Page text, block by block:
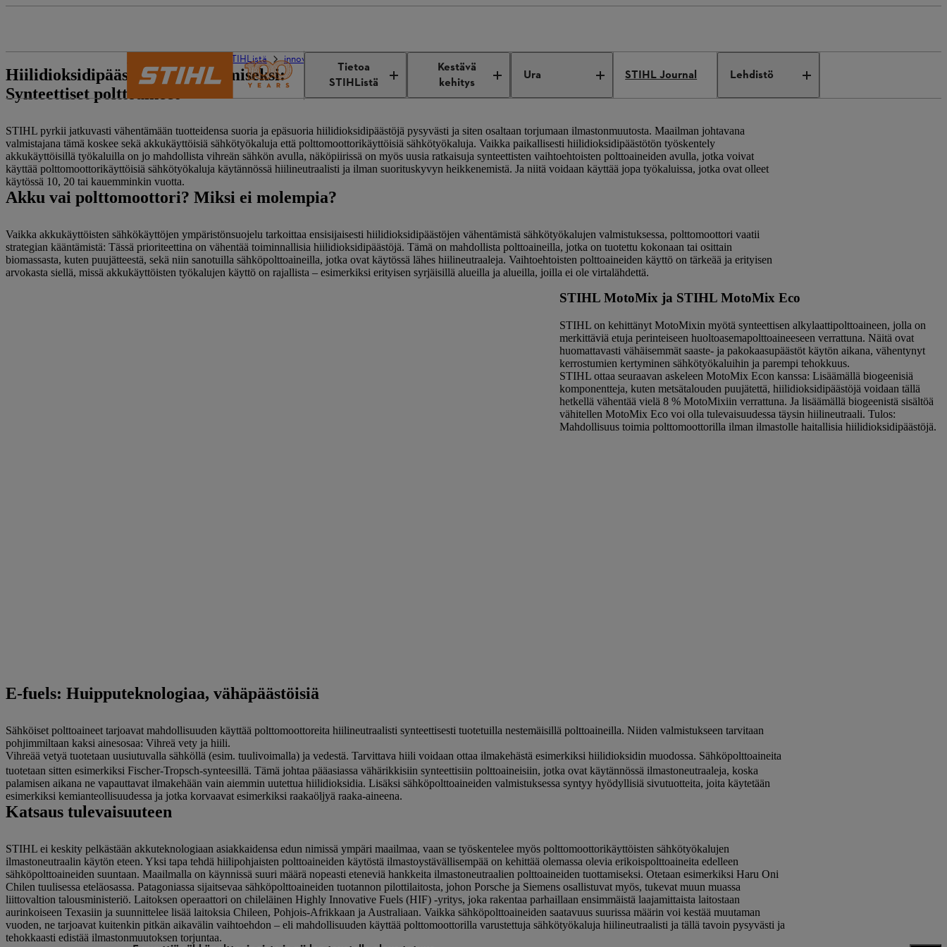
Tietoa
STIHListä
Kestävä
kehitys
Ura STIHL Journal Lehdistö
Tietoa STIHListä innovaatio Vaihtoehtoiset polttoaineet
Hiilidioksidipäästöjen vähentämiseksi:
Synteettiset polttoaineet
STIHL pyrkii jatkuvasti vähentämään tuotteidensa suoria ja epäsuoria hiilidioksidipäästöjä pysyvästi ja siten osaltaan torjumaan ilmastonmuutosta. Maailman johtavana
valmistajana tämä koskee sekä akkukäyttöisiä sähkötyökaluja että polttomoottorikäyttöisiä sähkötyökaluja. Vaikka paikallisesti hiilidioksidipäästötön työskentely
akkukäyttöisillä työkaluilla on jo mahdollista vihreän sähkön avulla, näköpiirissä on myös uusia ratkaisuja synteettisten vaihtoehtoisten polttoaineiden avulla, jotka voivat
käyttää polttomoottorikäyttöisiä sähkötyökaluja käytännössä hiilineutraalisti ja ilman suorituskyvyn heikkenemistä. Ja niitä voidaan käyttää jopa työkaluissa, jotka ovat olleet
käytössä 10, 20 tai kauemminkin vuotta.
Akku vai polttomoottori? Miksi ei molempia?
Vaikka akkukäyttöisten sähkökäyttöjen ympäristönsuojelu tarkoittaa ensisijaisesti hiilidioksidipäästöjen vähentämistä sähkötyökalujen valmistuksessa, polttomoottori vaatii
strategian kääntämistä: Tässä prioriteettina on vähentää toiminnallisia hiilidioksidipäästöjä. Tämä on mahdollista polttoaineilla, jotka on tuotettu kokonaan tai osittain
biomassasta, kuten puujätteestä, sekä niin sanotuilla sähköpolttoaineilla, jotka ovat käytössä lähes hiilineutraaleja. Vaihtoehtoisten polttoaineiden käyttö on tärkeää ja erityisen
arvokasta siellä, missä akkukäyttöisten työkalujen käyttö on rajallista – esimerkiksi erityisen syrjäisillä alueilla ja alueilla, joilla ei ole virtalähdettä.
STIHL MotoMix ja STIHL MotoMix Eco
STIHL on kehittänyt MotoMixin myötä synteettisen alkylaattipolttoaineen, jolla on
merkittäviä etuja perinteiseen huoltoasemapolttoaineeseen verrattuna. Näitä ovat
huomattavasti vähäisemmät saaste- ja pakokaasupäästöt käytön aikana, vähentynyt
kerrostumien kertyminen sähkötyökaluihin ja parempi tehokkuus.
STIHL ottaa seuraavan askeleen MotoMix Econ kanssa: Lisäämällä biogeenisiä
komponentteja, kuten metsätalouden puujätettä, hiilidioksidipäästöjä voidaan tällä
hetkellä vähentää vielä 8 % MotoMixiin verrattuna. Ja lisäämällä biogeenistä sisältöä
vähitellen MotoMix Eco voi olla tulevaisuudessa täysin hiilineutraali. Tulos:
Mahdollisuus toimia polttomoottorilla ilman ilmastolle haitallisia hiilidioksidipäästöjä.
E-fuels: Huipputeknologiaa, vähäpäästöisiä
Sähköiset polttoaineet tarjoavat mahdollisuuden käyttää polttomoottoreita hiilineutraalisti synteettisesti tuotetuilla nestemäisillä polttoaineilla. Niiden valmistukseen tarvitaan
pohjimmiltaan kaksi ainesosaa: Vihreä vety ja hiili.
Vihreää vetyä tuotetaan uusiutuvalla sähköllä (esim. tuulivoimalla) ja vedestä. Tarvittava hiili voidaan ottaa ilmakehästä esimerkiksi hiilidioksidin muodossa. Sähköpolttoaineita
tuotetaan sitten esimerkiksi Fischer-Tropsch-synteesillä. Tämä johtaa pääasiassa vähärikkisiin synteettisiin polttoaineisiin, jotka ovat käytännössä ilmastoneutraaleja, koska
palamisen aikana ne vapauttavat ilmakehään vain aiemmin uutettua hiilidioksidia. Lisäksi sähköpolttoaineiden valmistuksessa syntyy hyödyllisiä sivutuotteita, joita käytetään
esimerkiksi kemianteollisuudessa ja jotka korvaavat esimerkiksi raakaöljyä raaka-aineena.
Katsaus tulevaisuuteen
STIHL ei keskity pelkästään akkuteknologiaan asiakkaidensa edun nimissä ympäri maailmaa, vaan se työskentelee myös polttomoottorikäyttöisten sähkötyökalujen
ilmastoneutraalin käytön eteen. Yksi tapa tehdä hiilipohjaisten polttoaineiden käytöstä ilmastoystävällisempää on kehittää olemassa olevia erikoispolttoaineita edelleen
sähköpolttoaineiden suuntaan. Maailmalla on käynnissä suuri määrä nopeasti eteneviä hankkeita ilmastoneutraalien polttoaineiden tuottamiseksi. Otetaan esimerkiksi Haru Oni ​​
Chilen tuulisessa eteläosassa. Patagoniassa sijaitsevaa sähköpolttoaineiden tuotannon pilottilaitosta, johon Porsche ja Siemens osallistuvat myös, tukevat muun muassa
liittovaltion talousministeriö. Laitoksen operaattori on chileläinen Highly Innovative Fuels (HIF) -yritys, joka rakentaa parhaillaan ensimmäistä laajamittaista laitostaan ​​
aurinkoiseen Texasiin ja suunnittelee lisää laitoksia Chileen, Pohjois-Afrikkaan ja Australiaan. Vaikka sähköpolttoaineiden saatavuus suurissa määrin voi kestää muutaman
vuoden, ne tarjoavat kuitenkin pitkän aikavälin vaihtoehdon – eli mahdollisuuden käyttää polttomoottorilla varustettuja sähkötyökaluja hiilineutraalisti ja tällä tavoin pysyvästi ja
tehokkaasti edistää ilmastonmuutoksen torjuntaa.